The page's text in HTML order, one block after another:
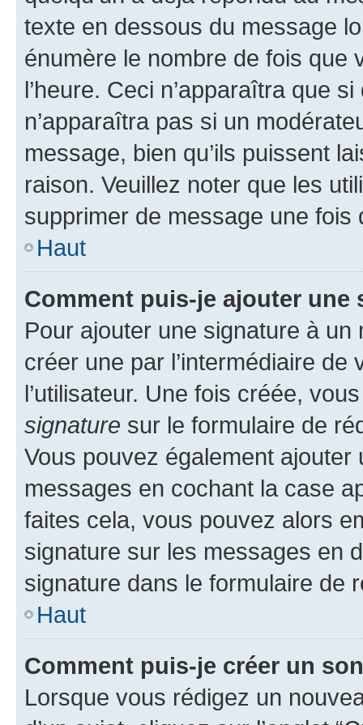
texte en dessous du message
énumère le nombre de fois que
l’heure. Ceci n’apparaîtra que
n’apparaîtra pas si un
message, bien qu’ils puissent
raison. Veuillez noter que les
supprimer de message une fois
Haut
Comment puis-je ajouter une
Pour ajouter une signature à un
créer une par l’intermédiaire
l’utilisateur. Une fois créée,
signature sur le formulaire de
Vous pouvez également
messages en cochant la case
faites cela, vous pouvez alors
signature sur les messages en
signature dans le formulaire de
Haut
Comment puis-je créer un
Lorsque vous rédigez un